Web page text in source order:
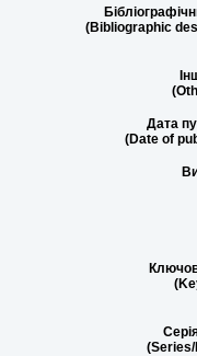
(Bibliographic
Дата
(Date of